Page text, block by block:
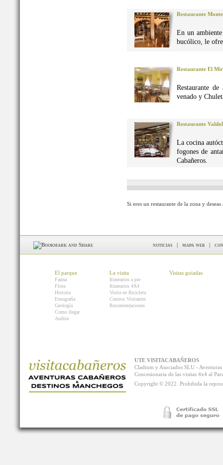
Restaurante
En un
bucólico, le
Restaurante El
Restaurante
venado y
Restaurante
La cocina
fogones de
Cabañeros.
Si eres un restaurante de la zona y
noticias | mapa web |
El parque
Fauna
Flora
Historia
Etnografía
Geología
Como llegar
Audios
La visita
Itinerarios a pie
Itinerarios 4X4
Visita en Bicicleta
Centros Visitantes
Recomendaciones
Visitas guiadas
UTE VISITACABAÑEROS
Cladium y Asociados SLU -
Concesionaria de las visitas 4x4 al
Copyright © 2022. Prohibida la